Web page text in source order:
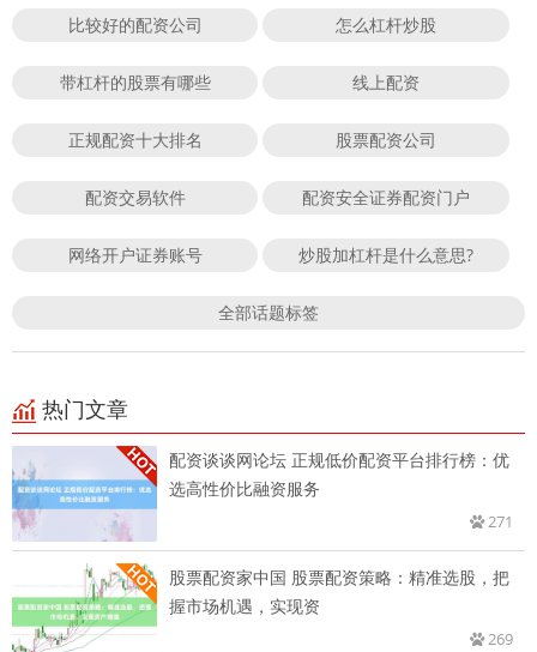
比较好的配资公司 怎么杠杆炒股
带杠杆的股票有哪些 线上配资
正规配资十大排名 股票配资公司
配资交易软件 配资安全证券配资门户
网络开户证券账号 炒股加杠杆是什么意思?
全部话题标签
热门文章
配资谈谈网论坛 正规低价配资平台排行榜：优
选高性价比融资服务
271
股票配资家中国 股票配资策略：精准选股，把
握市场机遇，实现资
269